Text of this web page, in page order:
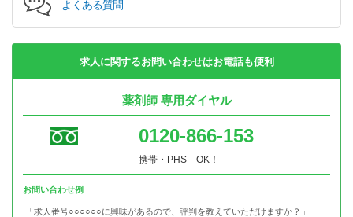
よくある質問
求人に関するお問い合わせはお電話も便利
薬剤師 専用ダイヤル
0120-866-153
携帯・PHS OK！
お問い合わせ例
「求人番号○○○○○○に興味があるので、評判を教えていただけますか？」